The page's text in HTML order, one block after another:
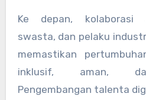
Ke depan, kolaborasi
swasta, dan pelaku
memastikan
inklusif, aman,
Pengembangan talenta